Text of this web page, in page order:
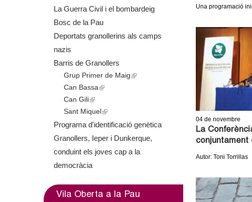
Una programació
04 de novembre
La
conjuntament
Autor: Toni Torrillas
La Guerra Civil i el bombardeig
Bosc de la Pau
Deportats granollerins als camps
nazis
Barris de Granollers
Grup Primer de Maig (
k
i
t
e
Can Bassa(
i
n
k
x
t
Can Gili(
l
i
n
e
x
Sant Miquel (
l
i
s
e
Programa d'identificació genètica
Granollers, Ieper i Dunkerque,
conduint els joves cap a la
democràcia
Vila Oberta a la Pau